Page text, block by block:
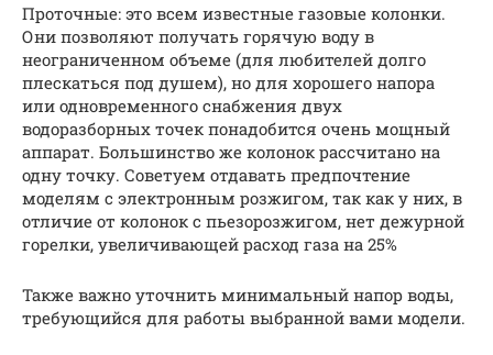
Проточные: это всем известные газовые колонки.
Они позволяют получать горячую воду в
неограниченном объеме (для любителей долго
плескаться под душем), но для хорошего напора
или одновременного снабжения двух
водоразборных точек понадобится очень мощный
аппарат. Большинство же колонок рассчитано на
одну точку. Советуем отдавать предпочтение
моделям с электронным розжигом, так как у них, в
отличие от колонок с пьезорозжигом, нет дежурной
горелки, увеличивающей расход газа на 25%
Также важно уточнить минимальный напор воды,
требующийся для работы выбранной вами модели.